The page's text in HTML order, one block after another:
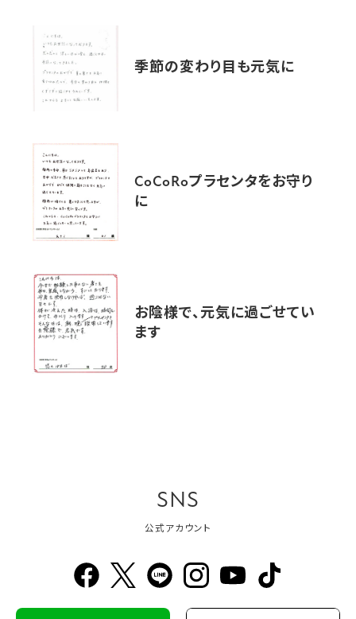
季節の変わり目も元気に
CoCoRoプラセンタをお守り
に
お陰様で、元気に過ごせてい
ます
SNS
公式アカウント